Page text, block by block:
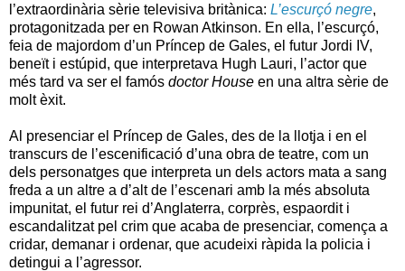
l’extraordinària sèrie televisiva britànica: L’escurçó negre,
protagonitzada per en Rowan Atkinson. En ella, l’escurçó,
feia de majordom d’un Príncep de Gales, el futur Jordi IV,
beneït i estúpid, que interpretava Hugh Lauri, l’actor que
més tard va ser el famós doctor House en una altra sèrie de
molt èxit.
Al presenciar el Príncep de Gales, des de la llotja i en el
transcurs de l’escenificació d’una obra de teatre, com un
dels personatges que interpreta un dels actors mata a sang
freda a un altre a d’alt de l’escenari amb la més absoluta
impunitat, el futur rei d’Anglaterra, corprès, espaordit i
escandalitzat pel crim que acaba de presenciar, comença a
cridar, demanar i ordenar, que acudeixi ràpida la policia i
detingui a l’agressor.